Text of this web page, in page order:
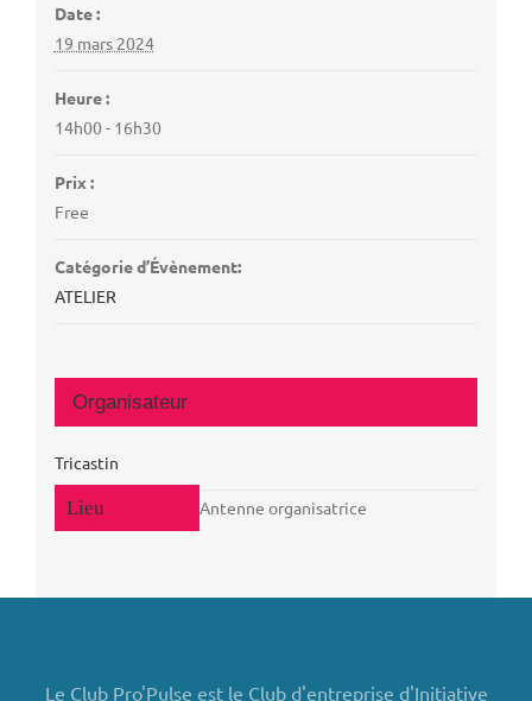
Date :
19 mars 2024
Heure :
14h00 - 16h30
Prix :
Free
Catégorie d’Évènement:
ATELIER
Antenne organisatrice
Organisateur
Tricastin
Le Club Pro'Pulse est le Club d'entreprise d'Initiative